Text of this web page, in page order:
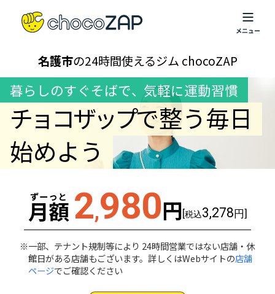
名護市の24時間使えるジム chocoZAP
暮らしのすぐそばで、 気軽に運動習慣
チョコザップで整う毎日
始めよう
ずーっと
月額 2,980円[税込3,278円]
一部、テナント規制等により 24時間営業ではない店舗・休
館日がある店舗もございます。詳しくはWebサイトの店舗
ページでご確認ください